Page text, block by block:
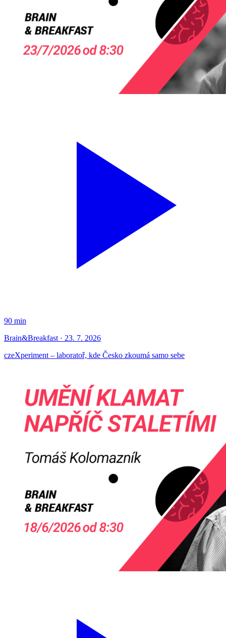
90 min
Brain&Breakfast · 23. 7. 2026
czeXperiment – laboratoř, kde Česko zkoumá samo sebe